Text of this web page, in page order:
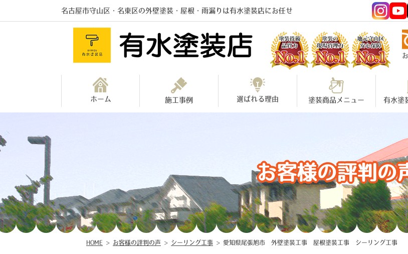
名古屋市守山区・名東区の外壁塗装・屋根・雨漏りは有水塗装店にお任せ
ホーム 施工事例 選ばれる理由 塗装商品メニュー 有水塗
お客様の評判の
HOME > お客様の評判の声 > シーリング工事 > 愛知県尾張旭市 外壁塗装工事 屋根塗装工事 シーリング工事